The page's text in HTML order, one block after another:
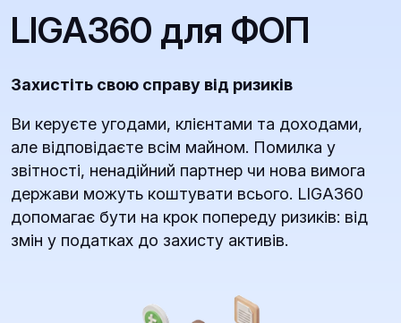
LIGA360 для ФОП
Захистіть свою справу від ризиків
Ви керуєте угодами, клієнтами та доходами,
але відповідаєте всім майном. Помилка у
звітності, ненадійний партнер чи нова вимога
держави можуть коштувати всього. LIGA360
допомагає бути на крок попереду ризиків: від
змін у податках до захисту активів.